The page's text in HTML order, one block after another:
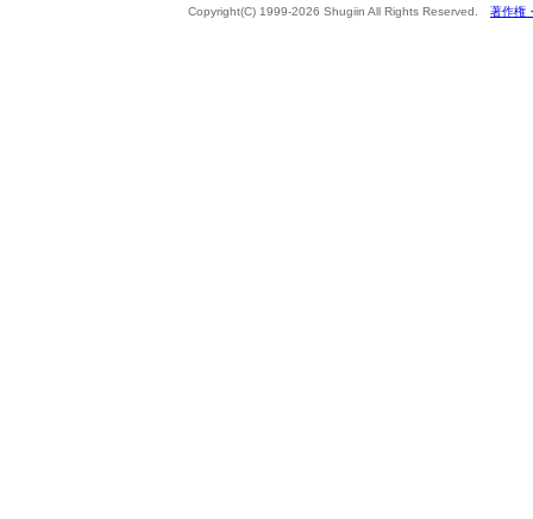
Copyright(C) 1999-2026 Shugiin All Rights Reserved. 著作権